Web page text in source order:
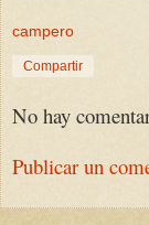
campero
Compartir
No hay
Publicar un